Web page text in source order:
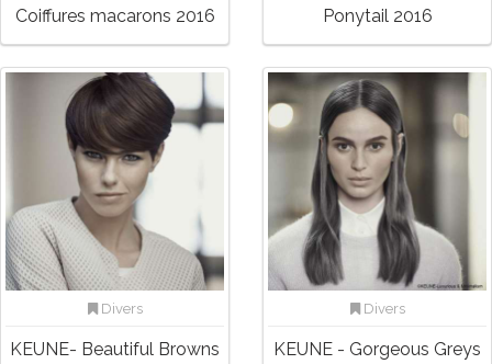
Coiffures macarons 2016 Ponytail 2016
Divers
KEUNE- Beautiful Browns
Divers
KEUNE - Gorgeous Greys